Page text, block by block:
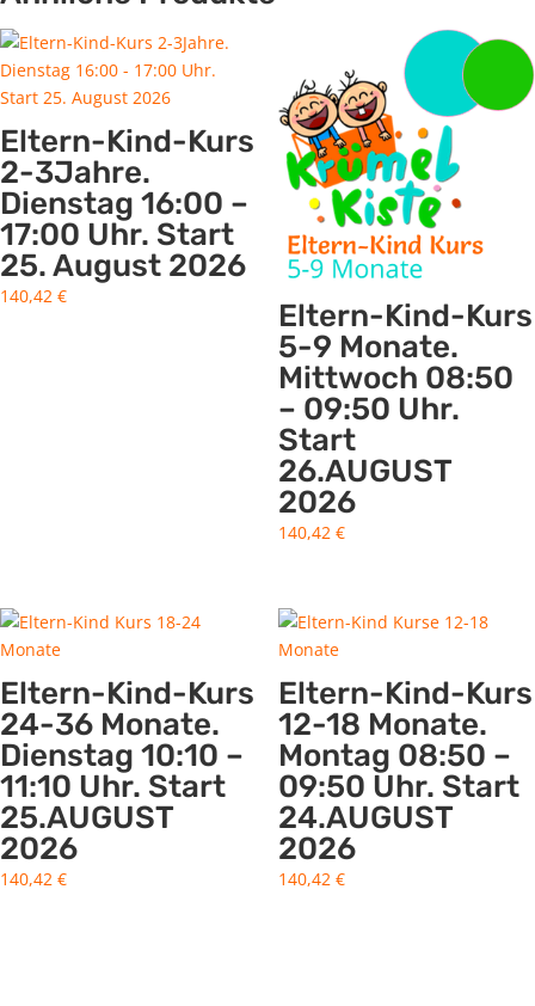
Eltern-Kind-Kurs
2-3Jahre.
Dienstag 16:00 –
17:00 Uhr. Start
25. August 2026
140,42 €
Eltern-Kind-Kurs
5-9 Monate.
Mittwoch 08:50
– 09:50 Uhr.
Start
26.AUGUST
2026
140,42 €
Eltern-Kind-Kurs
24-36 Monate.
Dienstag 10:10 –
11:10 Uhr. Start
25.AUGUST
2026
140,42 €
Eltern-Kind-Kurs
12-18 Monate.
Montag 08:50 –
09:50 Uhr. Start
24.AUGUST
2026
140,42 €